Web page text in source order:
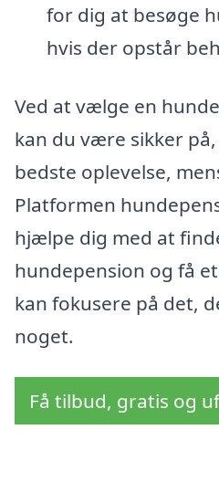
for dig at besøge
hvis der opstår
Ved at vælge en
kan du være sikker
bedste oplevelse,
Platformen
hjælpe dig med at
hundepension og få
kan fokusere på det,
noget.
Få tilbud, gratis og